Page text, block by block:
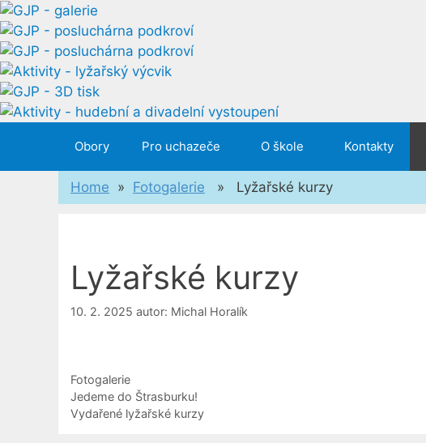
Obory Pro uchazeče O škole Kontakty
Home » Fotogalerie » Lyžařské kurzy
Lyžařské kurzy
10. 2. 2025 autor: Michal Horalík
Rubriky
Fotogalerie
Jedeme do Štrasburku!
Vydařené lyžařské kurzy